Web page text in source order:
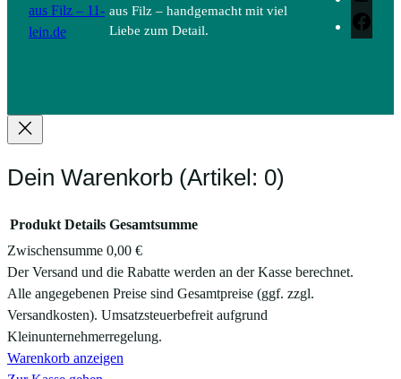
aus Filz – 11-
lein.de
aus Filz – handgemacht mit viel
Liebe zum Detail.
Dein Warenkorb (Artikel: 0)
Produkte
im
Warenkorb
Produkt Details Gesamtsumme
Zwischensumme 0,00 €
Der Versand und die Rabatte werden an der Kasse berechnet.
Alle angegebenen Preise sind Gesamtpreise (ggf. zzgl.
Versandkosten). Umsatzsteuerbefreit aufgrund
Kleinunternehmerregelung.
Warenkorb anzeigen